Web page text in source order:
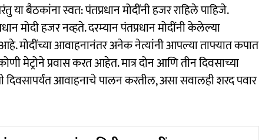
या बैठकांना स्वत: पंतप्रधान मोदींनी हजर राहिले पाहिजे.
मोदी हजर नव्हते. दरम्यान पंतप्रधान मोदींनी केलेल्या
आहे. मोदींच्या आवाहनानंतर अनेक नेत्यांनी आपल्या ताफ्यात कपात
प्रवास करत आहेत. मात्र दोन आणि तीन दिवसाच्या
दिवसापर्यंत आवाहनाचे पालन करतील, असा सवालही शरद पवार